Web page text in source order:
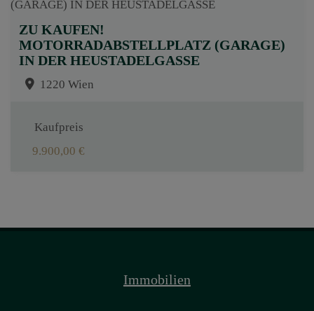
ZU KAUFEN!
MOTORRADABSTELLPLATZ (GARAGE)
IN DER HEUSTADELGASSE
1220 Wien
Kaufpreis
9.900,00 €
Immobilien